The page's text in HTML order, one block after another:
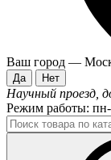
Ваш город —
Научный проезд,
Режим работы: